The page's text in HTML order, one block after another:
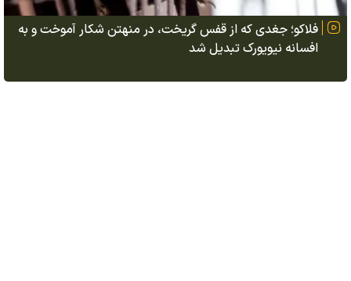
فلاکو؛ جغدی که از قفس گریخت، در منهتن شکار آموخت و به
افسانه نیویورک تبدیل شد